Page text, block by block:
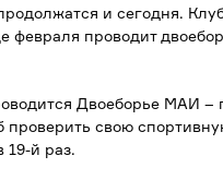
и сегодня.
февраля проводит
Двоеборье МАИ –
проверить свою
19-й раз.